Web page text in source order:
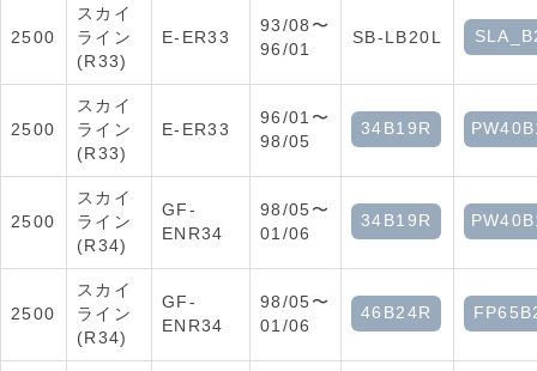
2500
スカイ
ライン
(R33)
E-ER33
93/08〜
96/01
SB-LB20L
2500
スカイ
ライン
(R33)
E-ER33
96/01〜
98/05
34B19R
2500
スカイ
ライン
(R34)
GF-
ENR34
98/05〜
01/06
34B19R
2500
スカイ
ライン
(R34)
GF-
ENR34
98/05〜
01/06
46B24R